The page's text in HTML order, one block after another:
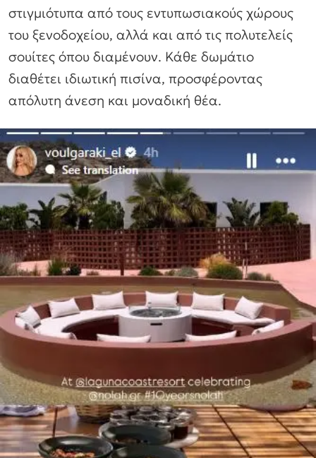
στιγμιότυπα από τους εντυπωσιακούς χώρους
του ξενοδοχείου, αλλά και από τις πολυτελείς
σουίτες όπου διαμένουν. Κάθε δωμάτιο
διαθέτει ιδιωτική πισίνα, προσφέροντας
απόλυτη άνεση και μοναδική θέα.